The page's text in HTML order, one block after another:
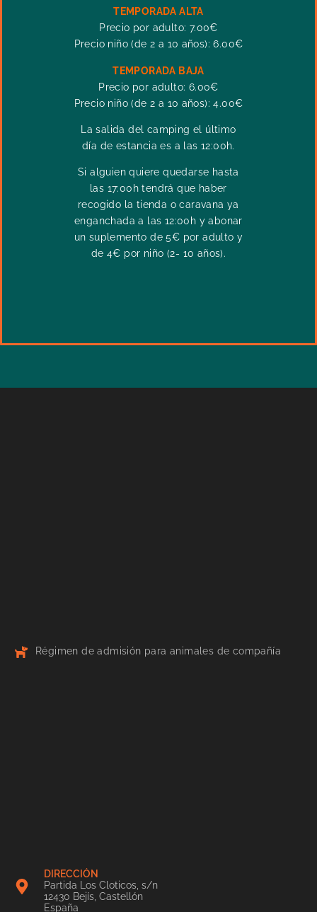
TEMPORADA ALTA
Precio por adulto: 7.00€
Precio niño (de 2 a 10 años): 6.00€
TEMPORADA BAJA
Precio por adulto: 6.00€
Precio niño (de 2 a 10 años): 4.00€
La salida del camping el último
día de estancia es a las 12:00h.
Si alguien quiere quedarse hasta
las 17:00h tendrá que haber
recogido la tienda o caravana ya
enganchada a las 12:00h y abonar
un suplemento de5€ por adulto y
de 4€ por niño (2- 10 años).
Régimen de admisión para animales de compañía
DIRECCIÓN
Partida Los Cloticos, s/n
12430 Bejís, Castellón
España